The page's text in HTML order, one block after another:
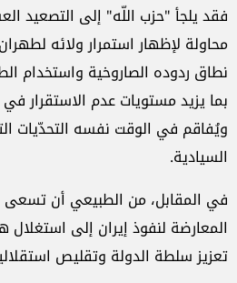
فقد يلجأ "حزب اللّه" إلى التصعيد
محاولة لإظهار استمرار ولائه
نطاق ردوده الصاروخية واستخدام
بما يزيد مستويات عدم الاستقرار في
ويُفاقم في الوقت نفسه التحدّيات
السيادية.
في المقابل، من الطبيعي أن تسعى
المعارضة لنفوذ إيران إلى
تعزيز سلطة الدولة وتقليص